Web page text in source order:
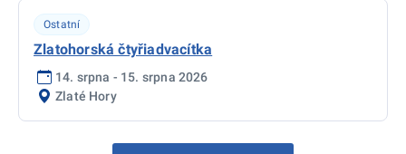
Ostatní
Zlatohorská čtyřiadvacítka
14. srpna - 15. srpna 2026
Zlaté Hory